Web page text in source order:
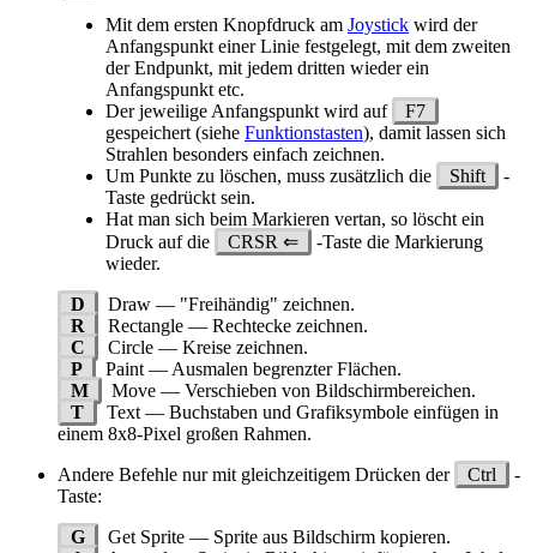
Mit dem ersten Knopfdruck am Joystick wird der
Anfangspunkt einer Linie festgelegt, mit dem zweiten
der Endpunkt, mit jedem dritten wieder ein
Anfangspunkt etc.
Der jeweilige Anfangspunkt wird auf
F7
gespeichert (siehe Funktionstasten), damit lassen sich
Strahlen besonders einfach zeichnen.
Um Punkte zu löschen, muss zusätzlich die
Shift
-
Taste gedrückt sein.
Hat man sich beim Markieren vertan, so löscht ein
Druck auf die
CRSR ⇐
-Taste die Markierung
wieder.
D
Draw — "Freihändig" zeichnen.
R
Rectangle — Rechtecke zeichnen.
C
Circle — Kreise zeichnen.
P
Paint — Ausmalen begrenzter Flächen.
M
Move — Verschieben von Bildschirmbereichen.
T
Text — Buchstaben und Grafiksymbole einfügen in
einem 8x8-Pixel großen Rahmen.
Andere Befehle nur mit gleichzeitigem Drücken der
Ctrl
-
Taste:
G
Get Sprite — Sprite aus Bildschirm kopieren.